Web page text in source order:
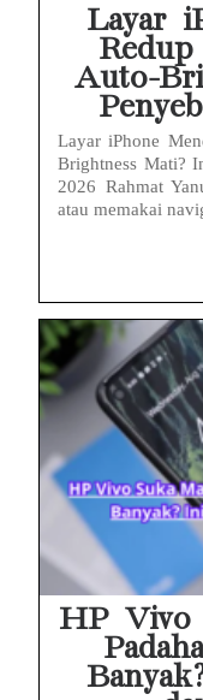
Layar
Auto-
Layar iPhone
Brightness Mati?
2026 Rahmat
atau memakai
HP Vivo